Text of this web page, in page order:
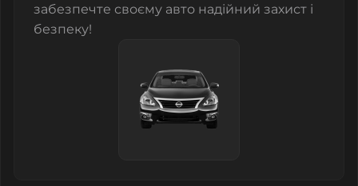
забезпечте своєму авто надійний захист і
безпеку!